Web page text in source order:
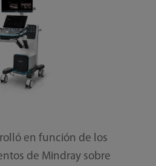
en función de los
de Mindray sobre